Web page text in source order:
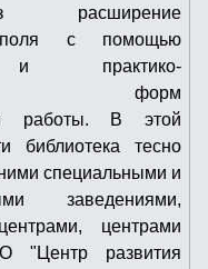
расширение
поля с помощью
и практико-
форм
работы. В этой
библиотека тесно
специальными и
заведениями,
центрами
"Центр развития